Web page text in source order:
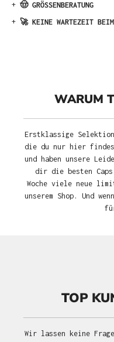
+ 🤠 GRÖSSENBERATUNG
+ 🚀 KEINE WARTEZEIT BEIM
WARUM
Erstklassige
die du nur hier
und haben unsere
dir die besten
Woche viele neue
unserem Shop. Und
TOP
Wir lassen keine